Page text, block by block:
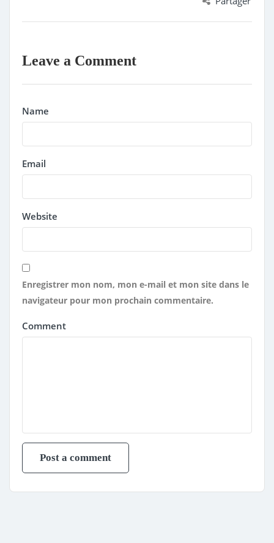
Leave a Comment
Name
Email
Website
Enregistrer mon nom, mon e-mail et mon site dans le
navigateur pour mon prochain commentaire.
Comment